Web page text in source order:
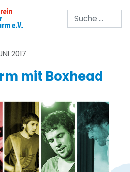
Suchen
2017
mit Boxhead